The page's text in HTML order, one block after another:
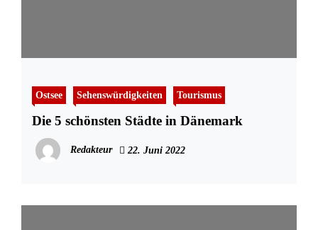
Ostsee Sehenswürdigkeiten Tourismus
Die 5 schönsten Städte in Dänemark
Redakteur 22. Juni 2022